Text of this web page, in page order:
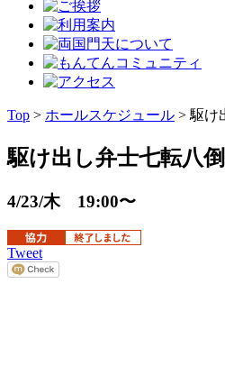
Top > ホールスケジュール > 駆け
駆け出し弁士七転八
4/23/木 19:00〜
Tweet